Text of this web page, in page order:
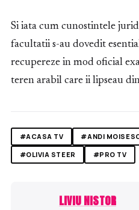
Si iata cum cunostintele
facultatii s-au dovedit
recupereze in mod oficial
teren arabil care ii lipseau
#ACASA TV #ANDI
#OLIVIA STEER
#PRO TV
LIVIU NISTOR